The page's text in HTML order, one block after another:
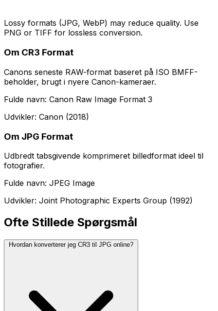
Lossy formats (JPG, WebP) may reduce quality. Use
PNG or TIFF for lossless conversion.
Om CR3 Format
Canons seneste RAW-format baseret på ISO BMFF-
beholder, brugt i nyere Canon-kameraer.
Fulde navn: Canon Raw Image Format 3
Udvikler: Canon (2018)
Om JPG Format
Udbredt tabsgivende komprimeret billedformat ideel til
fotografier.
Fulde navn: JPEG Image
Udvikler: Joint Photographic Experts Group (1992)
Ofte Stillede Spørgsmål
Hvordan konverterer jeg CR3 til JPG online?